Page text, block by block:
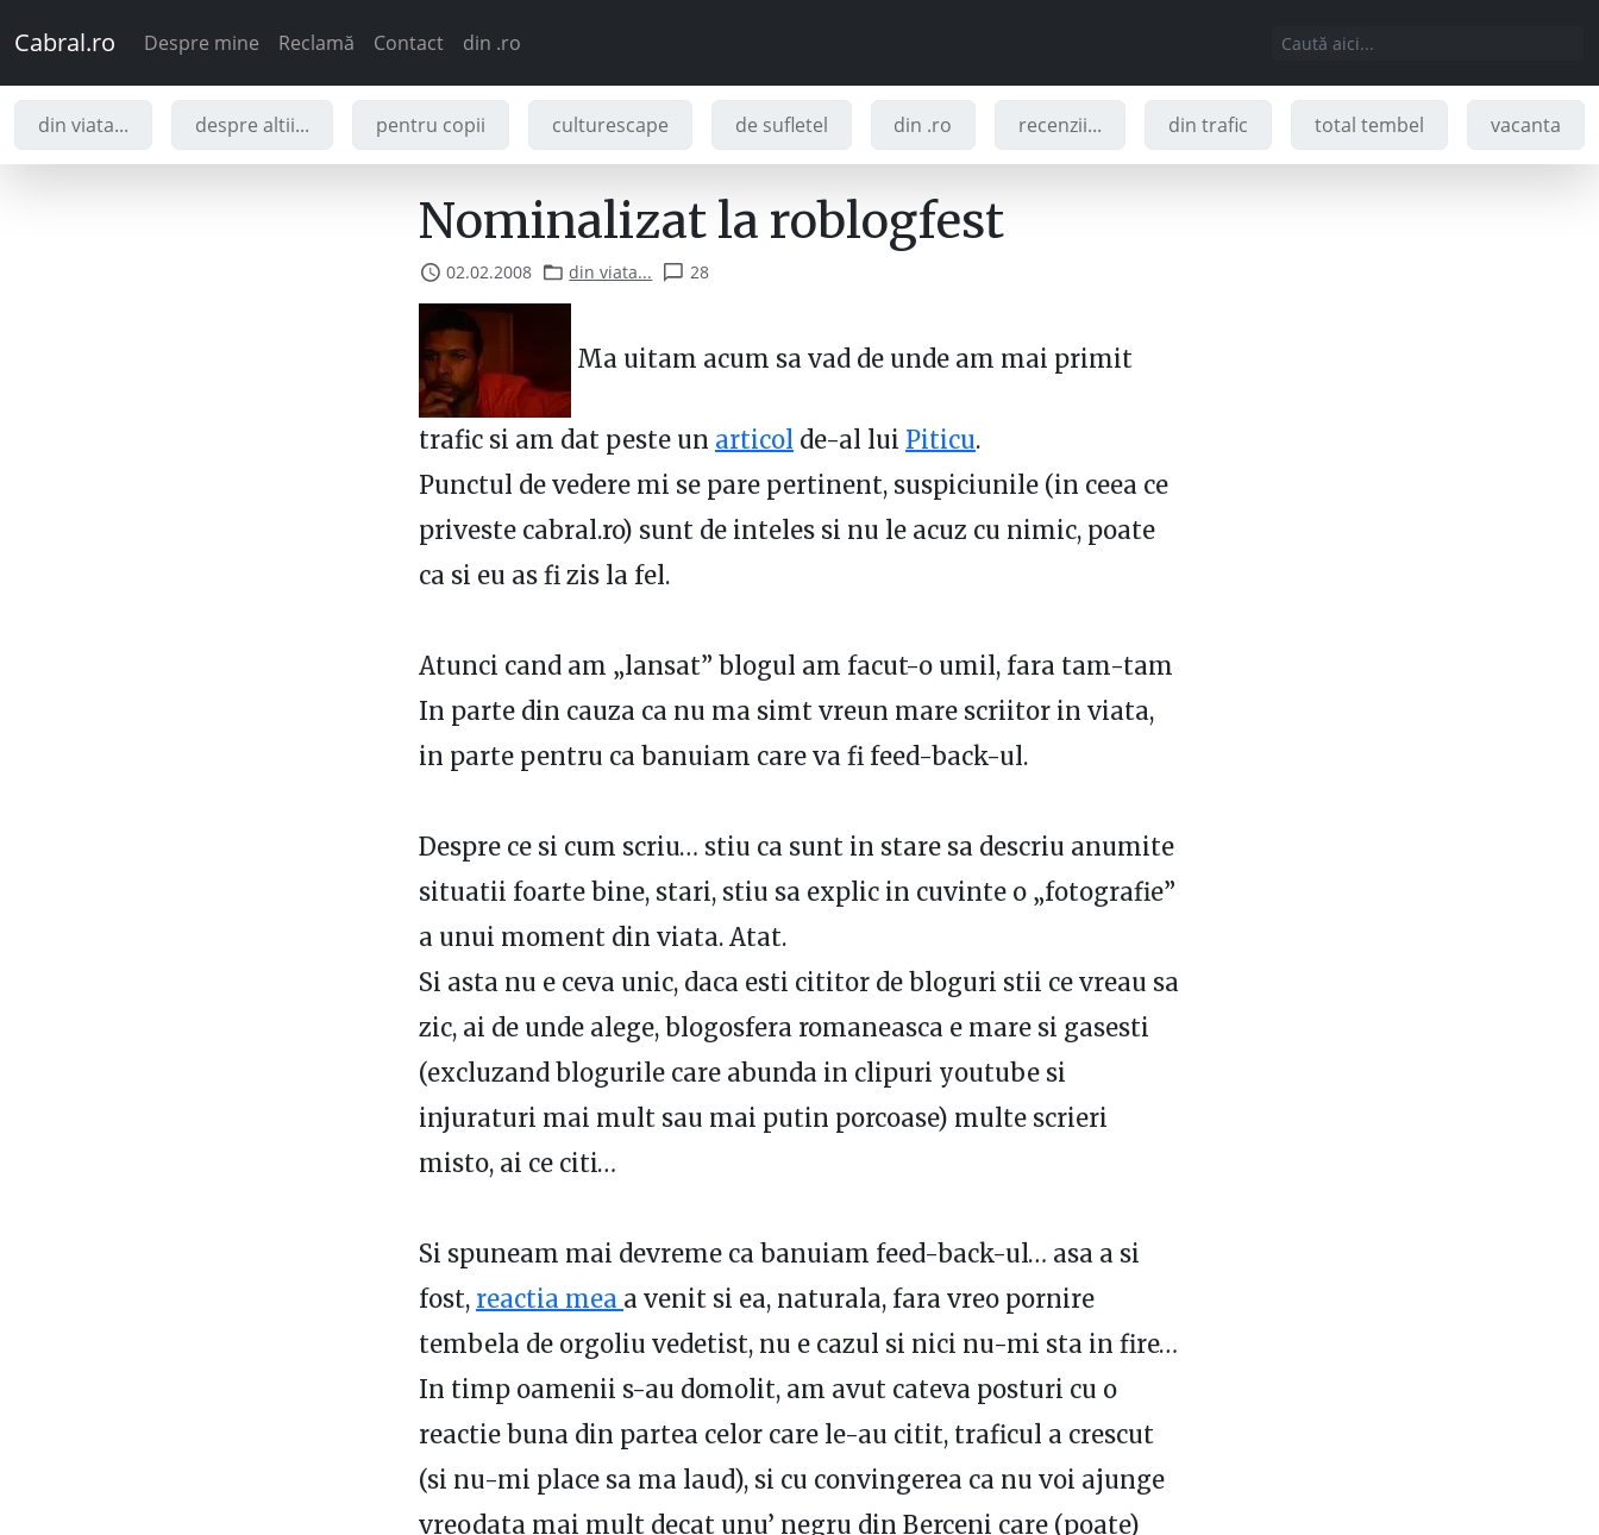
Cabral.ro Despre mine Reclamă Contact din .ro
din viata... despre altii... pentru copii culturescape de sufletel din .ro recenzii... din trafic total tembel vacanta
Nominalizat la roblogfest
02.02.2008 din viata... 28
Ma uitam acum sa vad de unde am mai primit
trafic si am dat peste un articol de-al lui Piticu.
Punctul de vedere mi se pare pertinent, suspiciunile (in ceea ce
priveste cabral.ro) sunt de inteles si nu le acuz cu nimic, poate
ca si eu as fi zis la fel.
Atunci cand am „lansat” blogul am facut-o umil, fara tam-tam
In parte din cauza ca nu ma simt vreun mare scriitor in viata,
in parte pentru ca banuiam care va fi feed-back-ul.
Despre ce si cum scriu… stiu ca sunt in stare sa descriu anumite
situatii foarte bine, stari, stiu sa explic in cuvinte o „fotografie”
a unui moment din viata. Atat.
Si asta nu e ceva unic, daca esti cititor de bloguri stii ce vreau sa
zic, ai de unde alege, blogosfera romaneasca e mare si gasesti
(excluzand blogurile care abunda in clipuri youtube si
injuraturi mai mult sau mai putin porcoase) multe scrieri
misto, ai ce citi…
Si spuneam mai devreme ca banuiam feed-back-ul… asa a si
fost, reactia mea a venit si ea, naturala, fara vreo pornire
tembela de orgoliu vedetist, nu e cazul si nici nu-mi sta in fire…
In timp oamenii s-au domolit, am avut cateva posturi cu o
reactie buna din partea celor care le-au citit, traficul a crescut
(si nu-mi place sa ma laud), si cu convingerea ca nu voi ajunge
vreodata mai mult decat unu’ negru din Berceni care (poate)